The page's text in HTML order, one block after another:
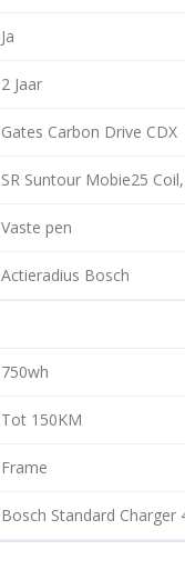
Ja
2 Jaar
Gates Carbon Drive CDX
SR Suntour Mobie25
Vaste pen
Actieradius Bosch
750wh
Tot 150KM
Frame
Bosch Standard Charger